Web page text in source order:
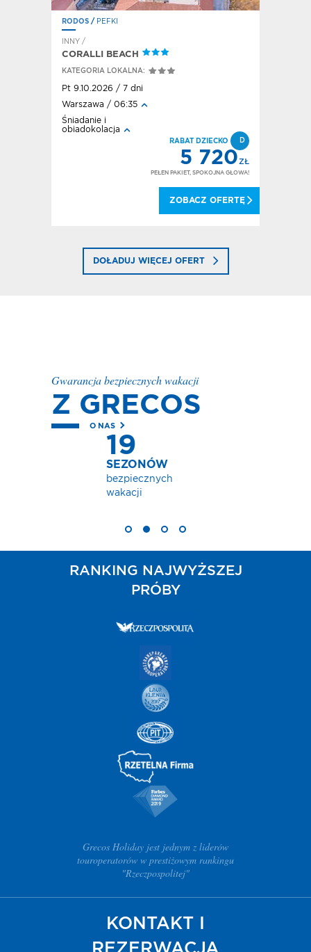
RODOS / PEFKI
INNY /
CORALLI BEACH
KATEGORIA LOKALNA:
Pt 9.10.2026 / 7 dni
Warszawa / 06:35
Śniadanie i
obiadokolacja
RABAT DZIECKO D
5 720ZŁ
PEŁEN PAKIET, SPOKOJNA GŁOWA!
ZOBACZ OFERTĘ
DOŁADUJ WIĘCEJ OFERT
Gwarancja bezpiecznych wakacji
Z GRECOS
O NAS
PONAD
MILION
zadowolonych
Klientów
RANKING NAJWYŻSZEJ
PRÓBY
Grecos Holiday jest jednym z liderów
touroperatorów w prestiżowym rankingu
"Rzeczpospolitej"
KONTAKT I